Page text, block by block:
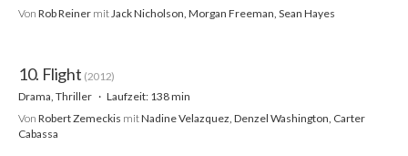
Von Rob Reiner mitJack Nicholson, Morgan Freeman, Sean Hayes
10. Flight (2012)
Drama, Thriller
Laufzeit: 138 min
Von Robert Zemeckis mitNadine Velazquez, Denzel Washington, Carter
Cabassa